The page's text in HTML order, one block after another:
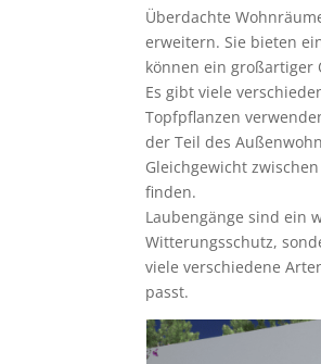
Überdachte
erweitern. Sie bieten
können ein großartiger
Es gibt viele
Topfpflanzen
der Teil des
Gleichgewicht
finden.
Laubengänge sind ein
Witterungsschutz,
viele verschiedene
passt.